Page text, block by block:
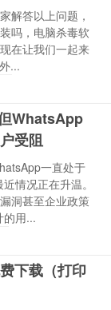
解答以上问题，
吗，电脑杀毒软
在让我们一起来
...
WhatsApp
受阻
一直处于
情况正在升温。
洞甚至企业政策
的用...
下载（打印